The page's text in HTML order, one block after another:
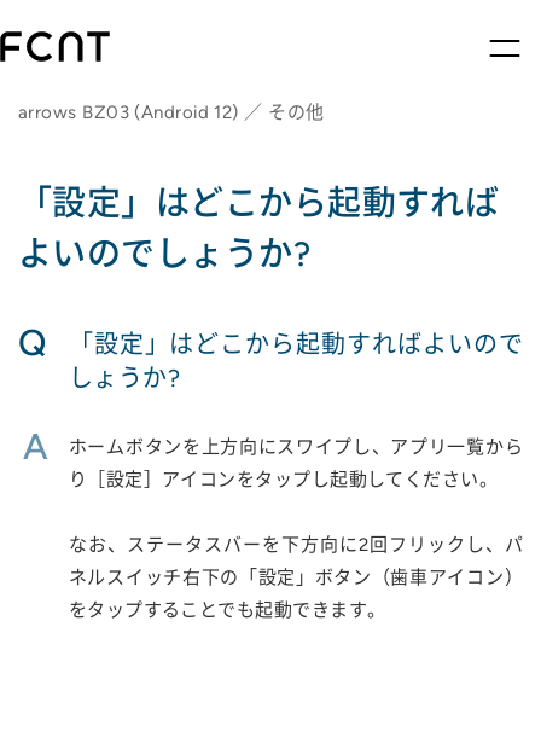
arrows BZ03 (Android 12) ／ その他
「設定」はどこから起動すれば
よいのでしょうか?
Q
「設定」はどこから起動すればよいので
しょうか?
A
ホームボタンを上方向にスワイプし、アプリ一覧から
り［設定］アイコンをタップし起動してください。
なお、ステータスバーを下方向に2回フリックし、パ
ネルスイッチ右下の「設定」ボタン（歯車アイコン）
をタップすることでも起動できます。